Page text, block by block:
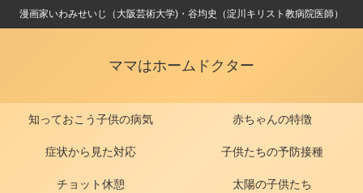
漫画家いわみせいじ（大阪芸術大学)・谷均史（淀川キリスト教病院医師）
ママはホームドクター
知っておこう子供の病気 赤ちゃんの特徴
症状から見た対応 子供たちの予防接種
チョット休憩 太陽の子供たち